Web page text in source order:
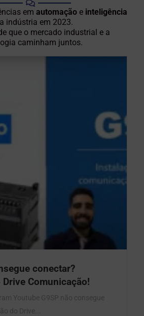
em automação e inteligência
indústria em 2023.
que o mercado industrial e a
caminham juntos.
conectar?
Comunicação!
Youtube G9SP não consegue
do Drive...